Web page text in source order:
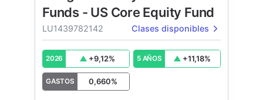
Funds - US Core Equity Fund
LU1439782142 Clases disponibles
2026 +9,12% 5 AÑOS +11,18%
GASTOS 0,660%